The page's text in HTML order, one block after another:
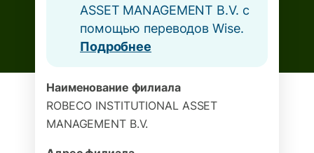
ASSET MANAGEMENT B.V. с
помощью переводов Wise.
Подробнее
Наименование филиала
ROBECO INSTITUTIONAL ASSET
MANAGEMENT B.V.